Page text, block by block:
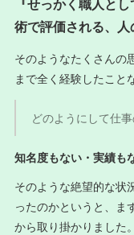
術で評価される、人
そのようなたくさんの
まで全く経験したこと
どのようにして仕
知名度もない・実績も
そのような絶望的な状
ったのかというと、ま
から取り掛かりました